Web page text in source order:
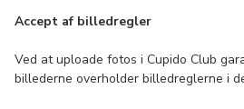
Accept af billedregler
Ved at uploade fotos i Cupido Club
billederne overholder billedreglerne i